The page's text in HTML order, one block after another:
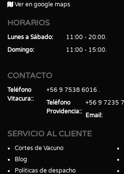
Ver en google maps
HORARIOS
Lunes a Sábado
11:00 - 20:00
Domingo
11:00 - 15:00
CONTACTO
Teléfono
Vitacura:
+56 9 7538 6016
Teléfono
Providencia:
+56 9 7235
Email
SERVICIO AL CLIENTE
Cortes de Vacuno
Blog
Políticas de despacho